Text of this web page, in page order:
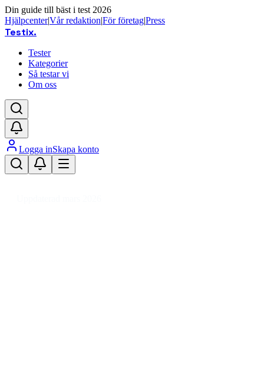
Din guide till bäst i test 2026
Hjälpcenter|Vår redaktion|För företag|Press
Testix.
Tester
Kategorier
Så testar vi
Om oss
Logga inSkapa konto